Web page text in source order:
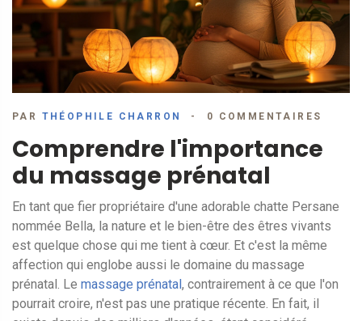
PAR THÉOPHILE CHARRON 0 COMMENTAIRES
Comprendre l'importance
du massage prénatal
En tant que fier propriétaire d'une adorable chatte Persane
nommée Bella, la nature et le bien-être des êtres vivants
est quelque chose qui me tient à cœur. Et c'est la même
affection qui englobe aussi le domaine du massage
prénatal. Le massage prénatal, contrairement à ce que l'on
pourrait croire, n'est pas une pratique récente. En fait, il